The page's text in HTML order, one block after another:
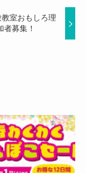
室おもしろ理
者募集！